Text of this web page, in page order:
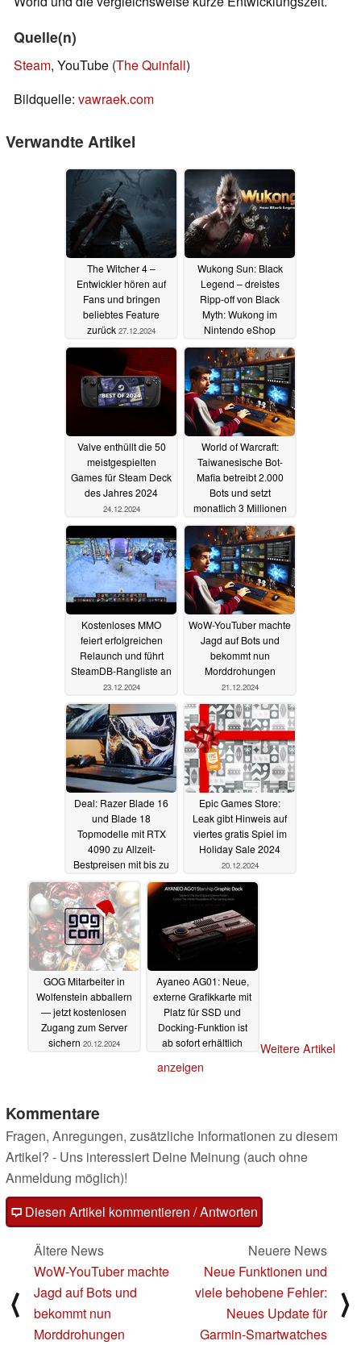
Quelle(n)
Steam, YouTube (The Quinfall)
Bildquelle: vawraek.com
Verwandte Artikel
The Witcher 4 –
Entwickler hören auf
Fans und bringen
beliebtes Feature
zurück 27.12.2024
Wukong Sun: Black
Legend – dreistes
Ripp-off von Black
Myth: Wukong im
Nintendo eShop
aufgetaucht27.12.2024
Valve enthüllt die 50
meistgespielten
Games für Steam Deck
des Jahres 2024
24.12.2024
World of Warcraft:
Taiwanesische Bot-
Mafia betreibt 2.000
Bots und setzt
monatlich 3 Millionen
USD um23.12.2024
Kostenloses MMO
feiert erfolgreichen
Relaunch und führt
SteamDB-Rangliste an
23.12.2024
WoW-YouTuber machte
Jagd auf Bots und
bekommt nun
Morddrohungen
21.12.2024
Deal: Razer Blade 16
und Blade 18
Topmodelle mit RTX
4090 zu Allzeit-
Bestpreisen mit bis zu
1.000 Euro Rabatt
21.12.2024
Epic Games Store:
Leak gibt Hinweis auf
viertes gratis Spiel im
Holiday Sale 2024
20.12.2024
GOG Mitarbeiter in
Wolfenstein abballern
— jetzt kostenlosen
Zugang zum Server
sichern 20.12.2024
Ayaneo AG01: Neue,
externe Grafikkarte mit
Platz für SSD und
Docking-Funktion ist
ab sofort erhältlich
Weitere Artikel
anzeigen
Kommentare
Fragen, Anregungen, zusätzliche Informationen zu diesem
Artikel? - Uns interessiert Deine Meinung (auch ohne
Anmeldung möglich)!
Diesen Artikel kommentieren / Antworten
⟨
Ältere News
WoW-YouTuber machte
Jagd auf Bots und
bekommt nun
Morddrohungen
Neuere News
Neue Funktionen und
viele behobene Fehler:
Neues Update für
Garmin-Smartwatches
⟩